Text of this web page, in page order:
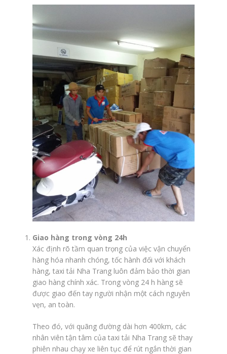
Giao hàng trong vòng 24h
Xác định rõ tầm quan trọng của việc vận chuyển
hàng hóa nhanh chóng, tốc hành đối với khách
hàng, taxi tải Nha Trang luôn đảm bảo thời gian
giao hàng chính xác. Trong vòng 24 h hàng sẽ
được giao đến tay người nhận một cách nguyên
vẹn, an toàn.
Theo đó, với quãng đường dài hơn 400km, các
nhân viên tận tâm của taxi tải Nha Trang sẽ thay
phiên nhau chạy xe liên tục để rút ngắn thời gian